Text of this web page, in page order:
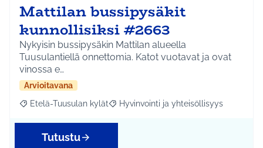
Mattilan bussipysäkit
kunnollisiksi #2663
Nykyisin bussipysäkin Mattilan alueella
Tuusulantiellä onnettomia. Katot vuotavat ja ovat
vinossa e…
Arvioitavana
Rajaa tulokset aihepiirin mukaan: Etelä-Tuusulan kylät
Etelä-Tuusulan kylät Rajaa tulokset teeman mukaan:
Hyvinvointi ja yhteisöllisyys
Tutustu